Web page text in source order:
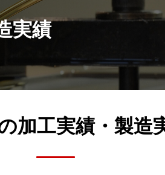
実績
加工実績・ 製造